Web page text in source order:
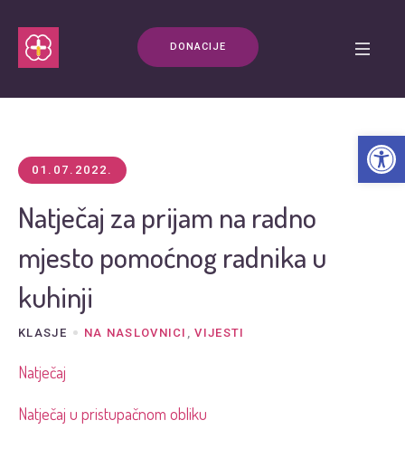
DONACIJE
01.07.2022.
Natječaj za prijam na radno
mjesto pomoćnog radnika u
kuhinji
KLASJE NA NASLOVNICI ,VIJESTI
Natječaj
Natječaj u pristupačnom obliku